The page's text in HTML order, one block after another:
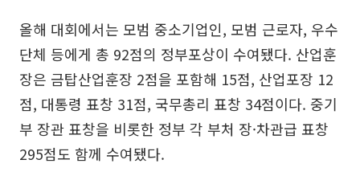
올해 대회에서는 모범 중소기업인, 모범 근로자, 우수
단체 등에게 총 92점의 정부포상이 수여됐다. 산업훈
장은 금탑산업훈장 2점을 포함해 15점, 산업포장 12
점, 대통령 표창 31점, 국무총리 표창 34점이다. 중기
부 장관 표창을 비롯한 정부 각 부처 장·차관급 표창
295점도 함께 수여됐다.